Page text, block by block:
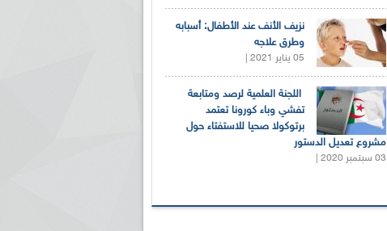
نزيف الأنف عند الأطفال: أسبابه
وطرق علاجه
05 يناير 2021 |
اللجنة العلمية لرصد ومتابعة
تفشي وباء كورونا تعتمد
برتوكولا صحيا للاستفتاء حول
مشروع تعديل الدستور
03 سبتمبر 2020 |